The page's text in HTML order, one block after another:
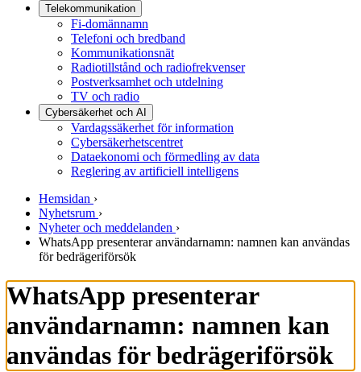
Telekommunikation
Fi-domännamn
Telefoni och bredband
Kommunikationsnät
Radiotillstånd och radiofrekvenser
Postverksamhet och utdelning
TV och radio
Cybersäkerhet och AI
Vardagssäkerhet för information
Cybersäkerhetscentret
Dataekonomi och förmedling av data
Reglering av artificiell intelligens
Hemsidan ›
Nyhetsrum ›
Nyheter och meddelanden ›
WhatsApp presenterar användarnamn: namnen kan användas
för bedrägeriförsök
WhatsApp presenterar
användarnamn: namnen kan
användas för bedrägeriförsök